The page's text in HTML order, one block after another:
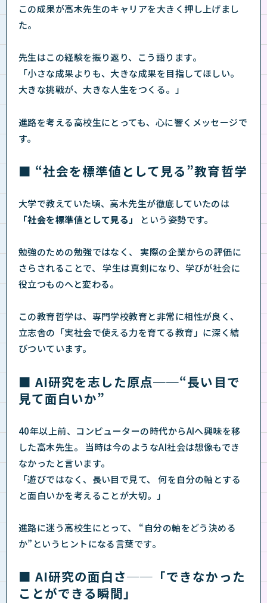
この成果が高木先生のキャリアを大きく押し上げまし
た。
先生はこの経験を振り返り、こう語ります。
「小さな成果よりも、大きな成果を目指してほしい。
大きな挑戦が、大きな人生をつくる。」
進路を考える高校生にとっても、心に響くメッセージで
す。
■ “社会を標準値として見る”教育哲学
大学で教えていた頃、高木先生が徹底していたのは
「社会を標準値として見る」
という姿勢です。
勉強のための勉強ではなく、 実際の企業からの評価に
さらされることで、 学生は真剣になり、学びが社会に
役立つものへと変わる。
この教育哲学は、専門学校教育と非常に相性が良く、
立志舎の「実社会で使える力を育てる教育」に深く結
びついています。
■ AI研究を志した原点──“長い目で
見て面白いか”
40年以上前、コンピューターの時代からAIへ興味を移
した高木先生。 当時は今のようなAI社会は想像もでき
なかったと言います。
「遊びではなく、長い目で見て、 何を自分の軸とする
と面白いかを考えることが大切。」
進路に迷う高校生にとって、 “自分の軸をどう決める
か”というヒントになる言葉です。
■ AI研究の面白さ──「できなかった
ことができる瞬間」